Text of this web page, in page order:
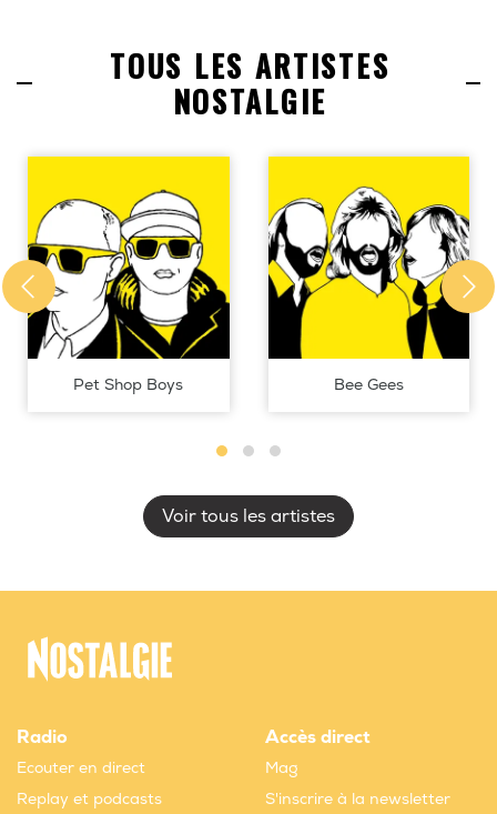
TOUS LES ARTISTES
NOSTALGIE
Pet Shop Boys Bee Gees
Voir tous les artistes
Radio
Ecouter en direct
Replay et podcasts
Accès direct
Mag
S'inscrire à la newsletter